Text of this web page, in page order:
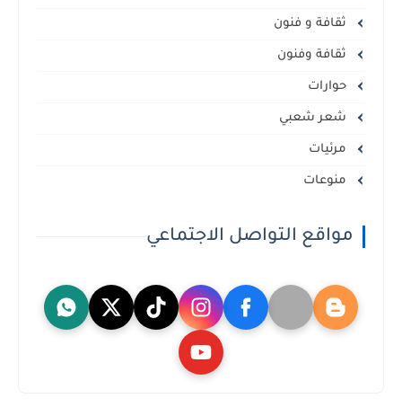
ثقافة و فنون
ثقافة وفنون
حوارات
شعر شعبي
مرئيات
منوعات
مواقع التواصل الاجتماعي